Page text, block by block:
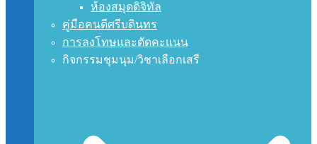
ห้องสมุดดิจิทัล
คู่มือคนดีศรีบดินทร
การลงโทษและตัดคะแนน
กิจกรรมชุมนุม/วิชาเลือกเสรี